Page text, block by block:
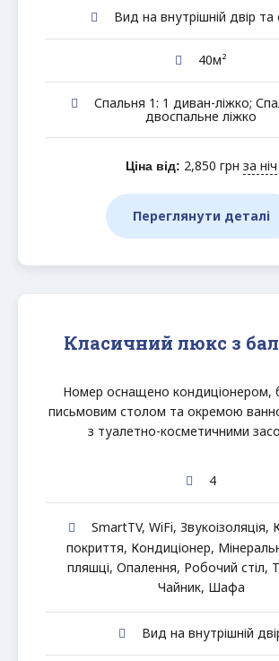
Вид на внутрішній двір та
40м²
Спальня 1: 1 диван-ліжко;
двоспальне ліжко
Ціна від: 2,850 грн за ніч
Переглянути деталі
Класичний люкс з
Номер оснащено кондиціонером,
письмовим столом та окремою
з туалетно-косметичними
4
SmartTV, WiFi, Звукоізоляція,
покриття, Кондиціонер,
пляшці, Опалення, Робочий стіл,
Чайник, Шафа
Вид на внутрішній